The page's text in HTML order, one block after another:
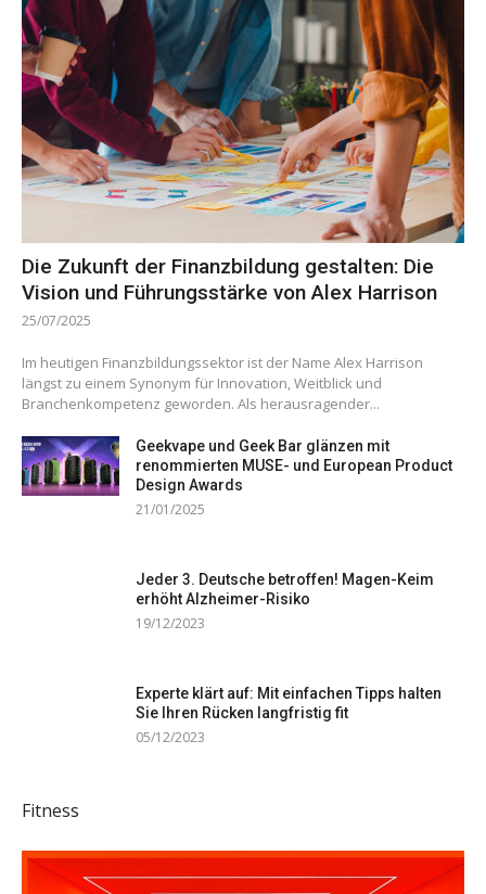
Die Zukunft der Finanzbildung gestalten: Die
Vision und Führungsstärke von Alex Harrison
25/07/2025
Im heutigen Finanzbildungssektor ist der Name Alex Harrison
längst zu einem Synonym für Innovation, Weitblick und
Branchenkompetenz geworden. Als herausragender...
Geekvape und Geek Bar glänzen mit
renommierten MUSE- und European Product
Design Awards
21/01/2025
Jeder 3. Deutsche betroffen! Magen-Keim
erhöht Alzheimer-Risiko
19/12/2023
Experte klärt auf: Mit einfachen Tipps halten
Sie Ihren Rücken langfristig fit
05/12/2023
Fitness